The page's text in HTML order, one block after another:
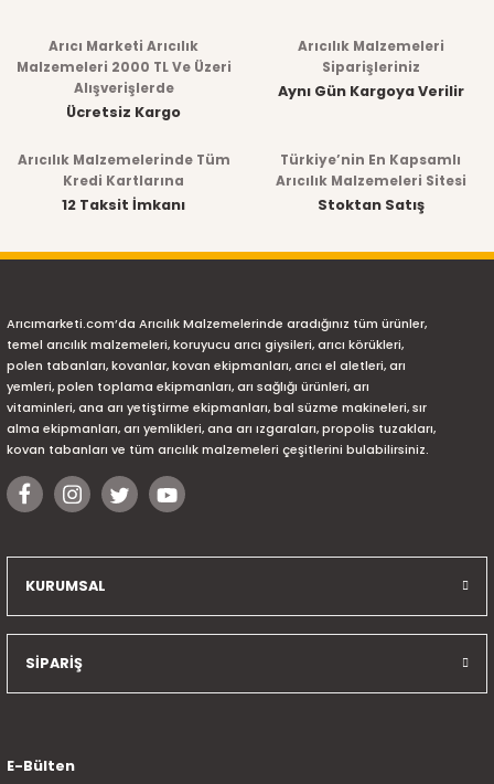
Arıcı Marketi Arıcılık
Malzemeleri 2000 TL Ve Üzeri
Alışverişlerde
Ücretsiz Kargo
Arıcılık Malzemeleri
Siparişleriniz
Aynı Gün Kargoya Verilir
Arıcılık Malzemelerinde Tüm
Kredi Kartlarına
12 Taksit İmkanı
Türkiye’nin En Kapsamlı
Arıcılık Malzemeleri Sitesi
Stoktan Satış
Arıcımarketi.com’da Arıcılık Malzemelerinde aradığınız tüm ürünler,
temel arıcılık malzemeleri, koruyucu arıcı giysileri, arıcı körükleri,
polen tabanları, kovanlar, kovan ekipmanları, arıcı el aletleri, arı
yemleri, polen toplama ekipmanları, arı sağlığı ürünleri, arı
vitaminleri, ana arı yetiştirme ekipmanları, bal süzme makineleri, sır
alma ekipmanları, arı yemlikleri, ana arı ızgaraları, propolis tuzakları,
kovan tabanları ve tüm arıcılık malzemeleri çeşitlerini bulabilirsiniz.
KURUMSAL
SİPARİŞ
E-Bülten